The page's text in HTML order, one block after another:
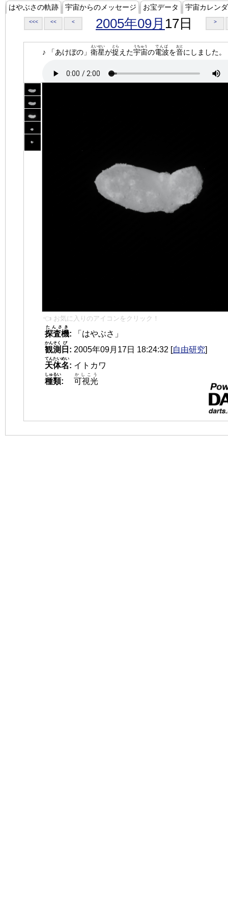
はやぶさの軌跡 宇宙からのメッセージ お宝データ 宇宙カレン
<<< << < 2005年09月 17日 >
♪ 「あけぼの」 衛星
えいせい
が捉
とら
えた宇宙
うちゅう
の電波
でんぱ
を音
おと
にしました。
👈 お気に入りのアイコンをクリック！
探査機
たんさき
:
「はやぶさ」
観測
かんそく
日
び
: 2005年09月17日 18:24:32 [自由研究]
天体名
てんたいめい
: イトカワ
種類
しゅるい
: 可視光
かしこう